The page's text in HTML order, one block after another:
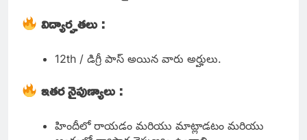
విద్యార్హతలు :
12th / డిగ్రీ పాస్ అయిన వారు అర్హులు.
ఇతర నైపుణ్యాలు :
హిందీలో రాయడం మరియు మాట్లాడటం మరియు